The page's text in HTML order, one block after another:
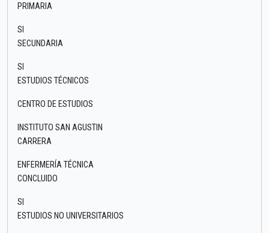
PRIMARIA
SI
SECUNDARIA
SI
ESTUDIOS TÉCNICOS
CENTRO DE ESTUDIOS
INSTITUTO SAN AGUSTIN
CARRERA
ENFERMERÍA TÉCNICA
CONCLUIDO
SI
ESTUDIOS NO UNIVERSITARIOS